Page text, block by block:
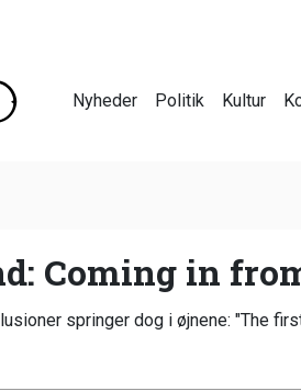
Nyheder Politik Kultur
Coming in
springer dog i øjnene: "The